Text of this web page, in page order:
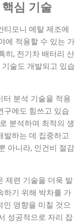
심 기술
티모니 메탈 제조에
에 적용할 수 있는 가
히, 전기차 배터리 산
술도 개발되고 있습
터 분석 기술을 적용
구에도 힘쓰고 있습
분석하여 최적의 생
발하는 데 집중하고
아니라, 인건비 절감
제련 기술을 더욱 발
하기 위해 박차를 가
인 영향을 미칠 것으
성공적으로 자리 잡